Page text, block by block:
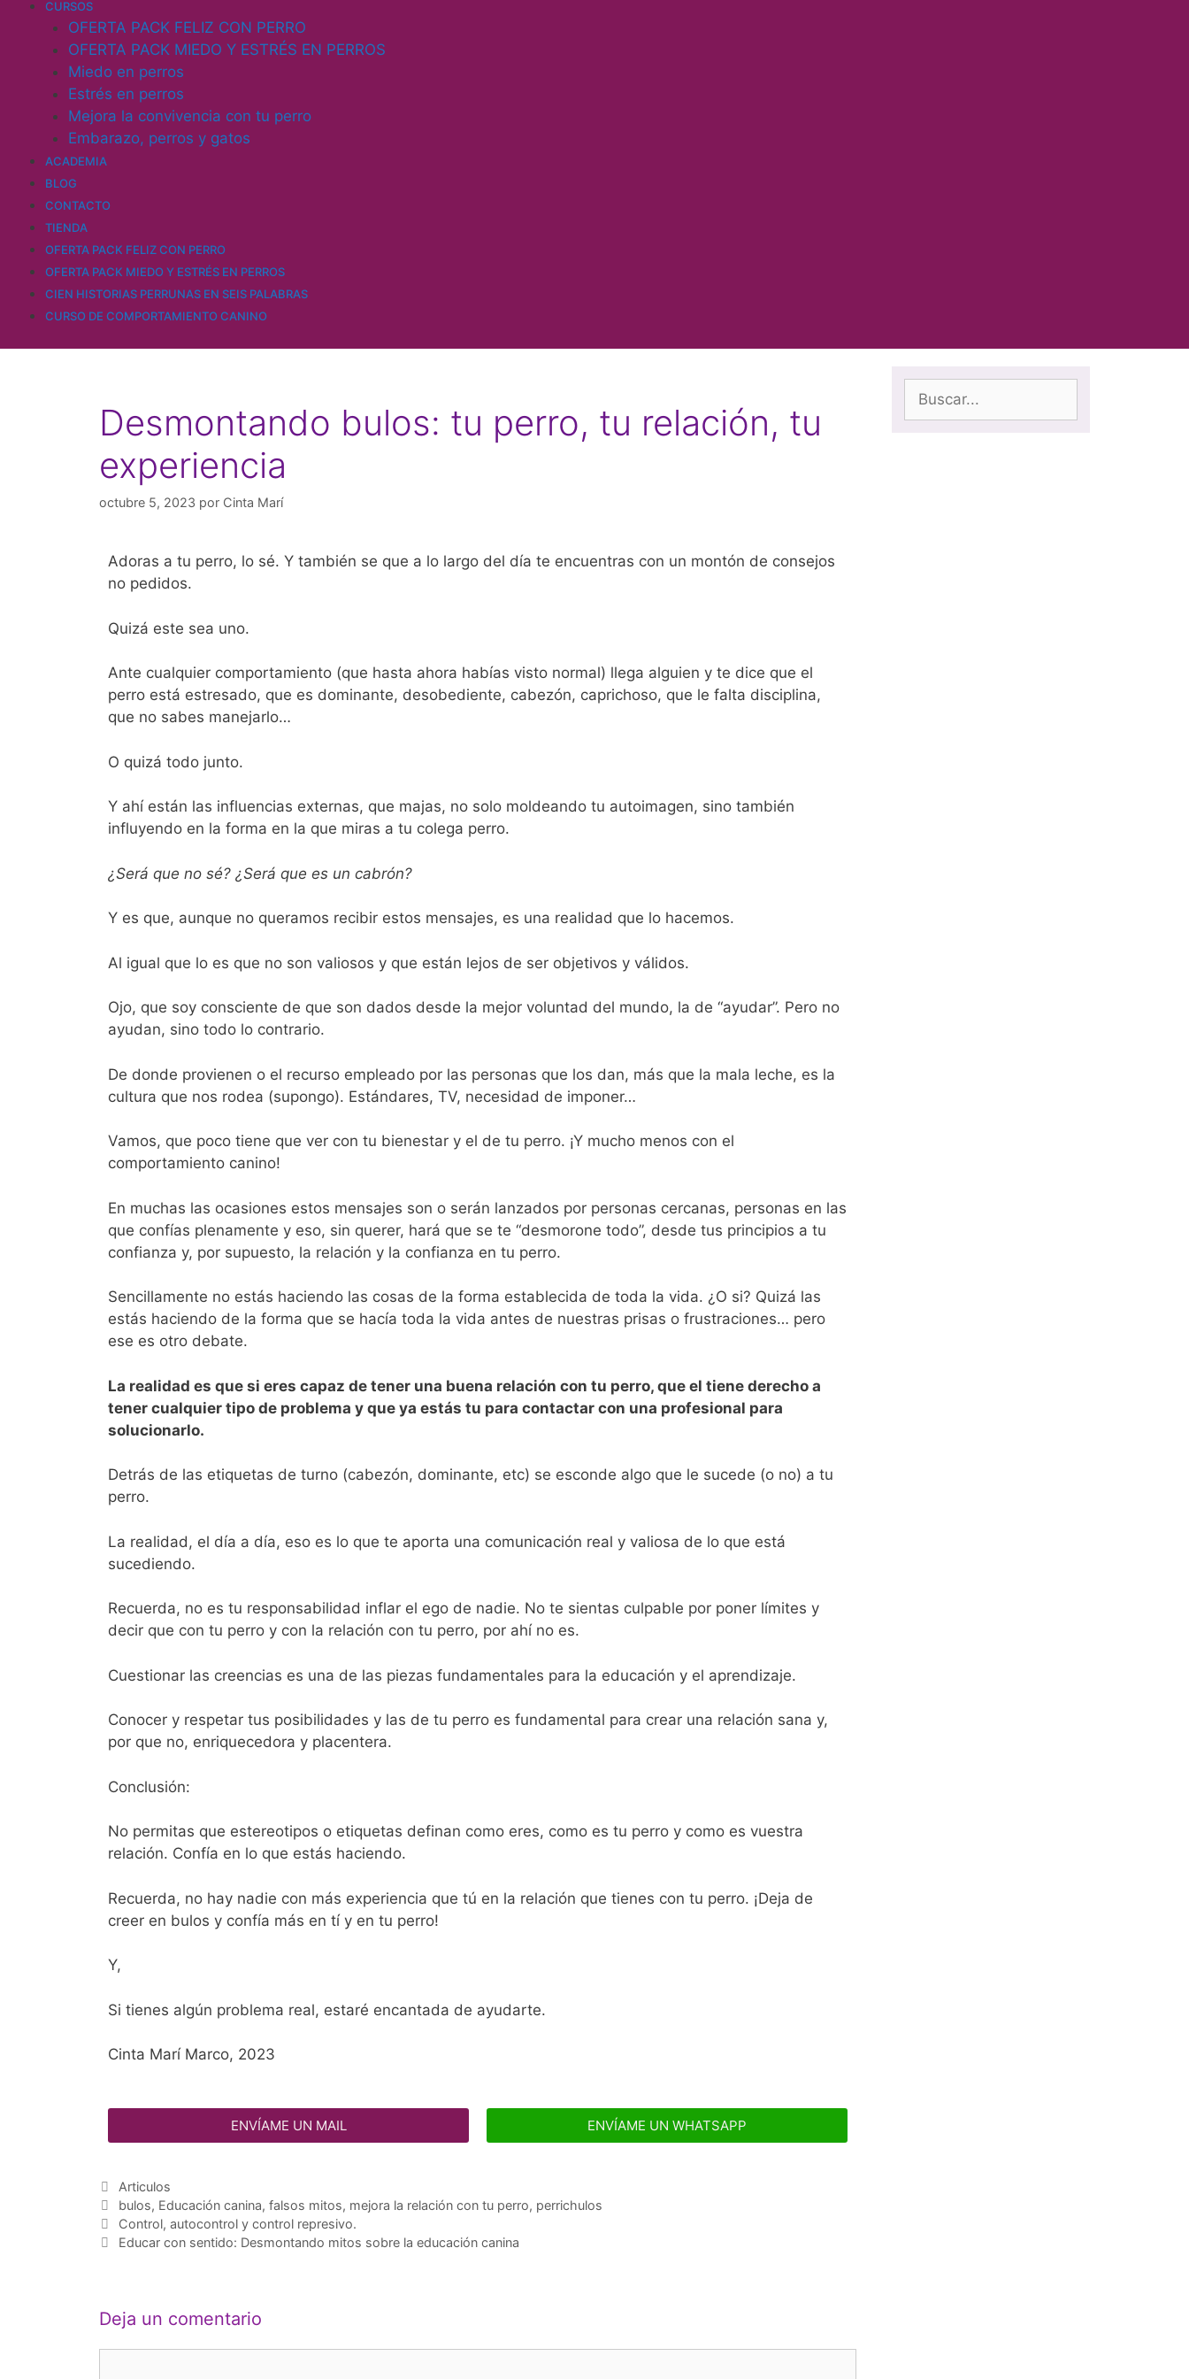
CURSOS
OFERTA PACK FELIZ CON PERRO
OFERTA PACK MIEDO Y ESTRÉS EN PERROS
Miedo en perros
Estrés en perros
Mejora la convivencia con tu perro
Embarazo, perros y gatos
ACADEMIA
BLOG
CONTACTO
TIENDA
OFERTA PACK FELIZ CON PERRO
OFERTA PACK MIEDO Y ESTRÉS EN PERROS
CIEN HISTORIAS PERRUNAS EN SEIS PALABRAS
CURSO DE COMPORTAMIENTO CANINO
Desmontando bulos: tu perro, tu relación, tu
experiencia
octubre 5, 2023 por Cinta Marí
Adoras a tu perro, lo sé. Y también se que a lo largo del día te encuentras con un montón de consejos
no pedidos.
Quizá este sea uno.
Ante cualquier comportamiento (que hasta ahora habías visto normal) llega alguien y te dice que el
perro está estresado, que es dominante, desobediente, cabezón, caprichoso, que le falta disciplina,
que no sabes manejarlo…
O quizá todo junto.
Y ahí están las influencias externas, que majas, no solo moldeando tu autoimagen, sino también
influyendo en la forma en la que miras a tu colega perro.
¿Será que no sé? ¿Será que es un cabrón?
Y es que, aunque no queramos recibir estos mensajes, es una realidad que lo hacemos.
Al igual que lo es que no son valiosos y que están lejos de ser objetivos y válidos.
Ojo, que soy consciente de que son dados desde la mejor voluntad del mundo, la de “ayudar”. Pero no
ayudan, sino todo lo contrario.
De donde provienen o el recurso empleado por las personas que los dan, más que la mala leche, es la
cultura que nos rodea (supongo). Estándares, TV, necesidad de imponer…
Vamos, que poco tiene que ver con tu bienestar y el de tu perro. ¡Y mucho menos con el
comportamiento canino!
En muchas las ocasiones estos mensajes son o serán lanzados por personas cercanas, personas en las
que confías plenamente y eso, sin querer, hará que se te “desmorone todo”, desde tus principios a tu
confianza y, por supuesto, la relación y la confianza en tu perro.
Sencillamente no estás haciendo las cosas de la forma establecida de toda la vida. ¿O si? Quizá las
estás haciendo de la forma que se hacía toda la vida antes de nuestras prisas o frustraciones… pero
ese es otro debate.
La realidad es que si eres capaz de tener una buena relación con tu perro, que el tiene derecho a
tener cualquier tipo de problema y que ya estás tu para contactar con una profesional para
solucionarlo.
Detrás de las etiquetas de turno (cabezón, dominante, etc) se esconde algo que le sucede (o no) a tu
perro.
La realidad, el día a día, eso es lo que te aporta una comunicación real y valiosa de lo que está
sucediendo.
Recuerda, no es tu responsabilidad inflar el ego de nadie. No te sientas culpable por poner límites y
decir que con tu perro y con la relación con tu perro, por ahí no es.
Cuestionar las creencias es una de las piezas fundamentales para la educación y el aprendizaje.
Conocer y respetar tus posibilidades y las de tu perro es fundamental para crear una relación sana y,
por que no, enriquecedora y placentera.
Conclusión:
No permitas que estereotipos o etiquetas definan como eres, como es tu perro y como es vuestra
relación. Confía en lo que estás haciendo.
Recuerda, no hay nadie con más experiencia que tú en la relación que tienes con tu perro. ¡Deja de
creer en bulos y confía más en tí y en tu perro!
Y,
Si tienes algún problema real, estaré encantada de ayudarte.
Cinta Marí Marco, 2023
ENVÍAME UN MAIL ENVÍAME UN WHATSAPP
Articulos
bulos, Educación canina, falsos mitos, mejora la relación con tu perro, perrichulos
Control, autocontrol y control represivo.
Educar con sentido: Desmontando mitos sobre la educación canina
Deja un comentario